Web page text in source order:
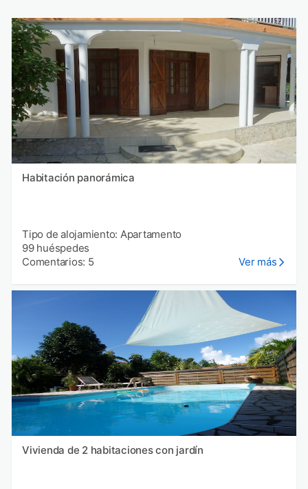
Habitación panorámica
Tipo de alojamiento: Apartamento
99 huéspedes
Comentarios: 5
Ver más
Vivienda de 2 habitaciones con jardín